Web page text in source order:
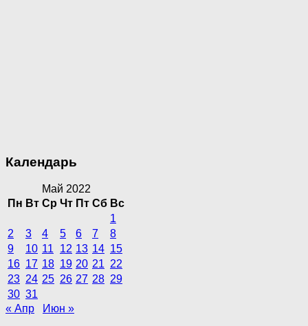
Календарь
Май 2022
Пн Вт Ср Чт Пт Сб Вс
1
2
3 4 5 6 7
8
9
10 11 12 13 14 15
16 17 18 19 20 21 22
23 24 25 26 27 28 29
30 31
« Апр
Июн »